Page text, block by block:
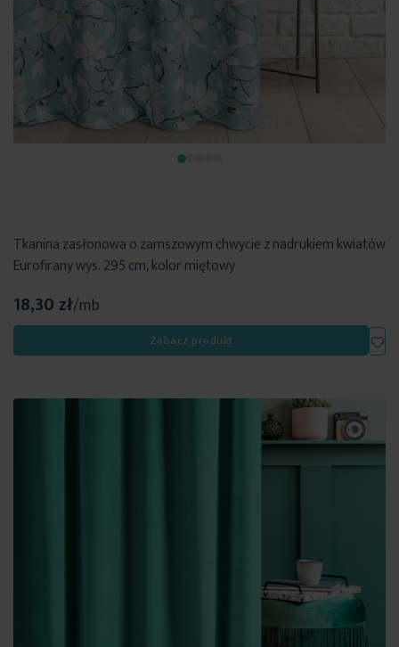
Tkanina zasłonowa o zamszowym chwycie z nadrukiem kwiatów
Eurofirany wys. 295 cm, kolor miętowy
18,30 zł/mb
Zobacz produkt